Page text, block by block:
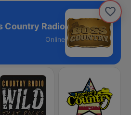
Country Radio
Online